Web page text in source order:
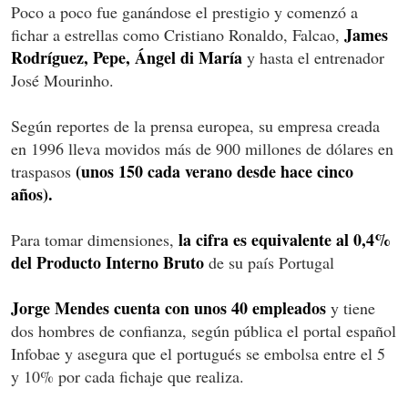
Poco a poco fue ganándose el prestigio y comenzó a
fichar a estrellas como Cristiano Ronaldo, Falcao, James
Rodríguez, Pepe, Ángel di María y hasta el entrenador
José Mourinho.
Según reportes de la prensa europea, su empresa creada
en 1996 lleva movidos más de 900 millones de dólares en
traspasos (unos 150 cada verano desde hace cinco
años).
Para tomar dimensiones, la cifra es equivalente al 0,4%
del Producto Interno Bruto de su país Portugal
Jorge Mendes cuenta con unos 40 empleados y tiene
dos hombres de confianza, según pública el portal español
Infobae y asegura que el portugués se embolsa entre el 5
y 10% por cada fichaje que realiza.